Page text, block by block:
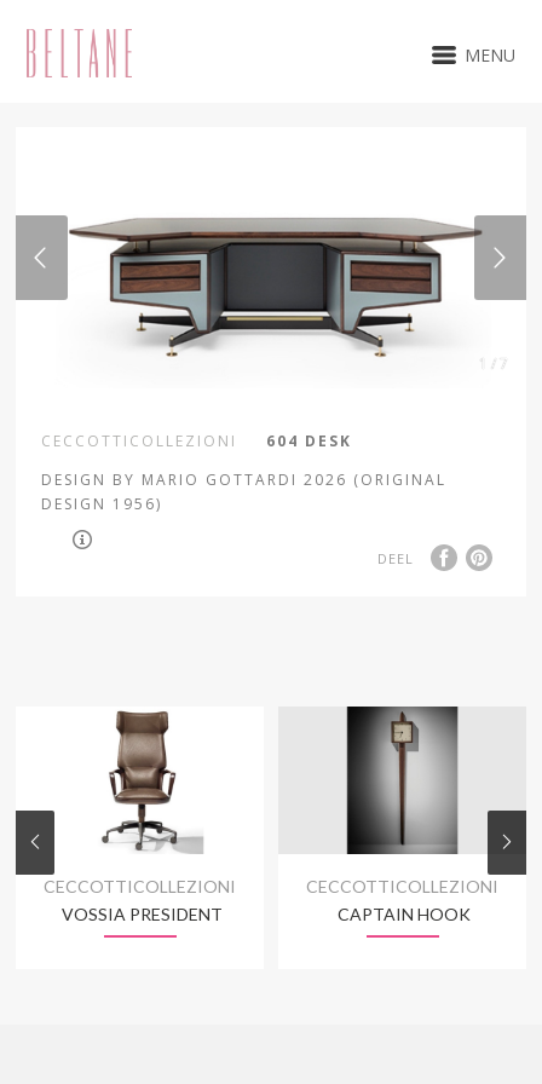
MENU
1 / 7
CECCOTTICOLLEZIONI
604 DESK
DESIGN BY MARIO GOTTARDI 2026 (ORIGINAL
DESIGN 1956)
DEEL
CECCOTTICOLLEZIONI
VOSSIA PRESIDENT
CECCOTTICOLLEZIONI
CAPTAIN HOOK